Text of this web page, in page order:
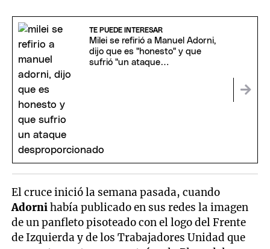
TE PUEDE INTERESAR
Milei se refirió a Manuel Adorni,
dijo que es "honesto" y que
sufrió "un ataque
El cruce inició la semana pasada, cuando
Adornihabía publicado en sus redes la imagen
de un panfleto pisoteado con el logo del Frente
de Izquierda y de los Trabajadores Unidad que